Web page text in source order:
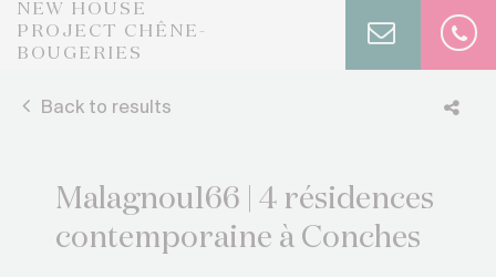
NEW HOUSE
PROJECT CHÊNE-
BOUGERIES
Back to results
Malagnou166 | 4 résidences
contemporaine à Conches